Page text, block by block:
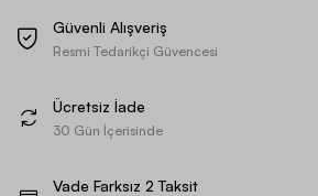
Güvenli Alışveriş
Resmi Tedarikçi Güvencesi
Ücretsiz İade
30 Gün İçerisinde
Vade Farksız 2 Taksit